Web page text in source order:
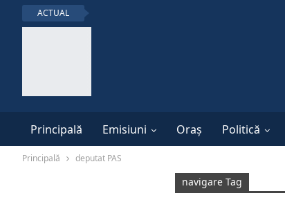
ACTUAL
Principală Emisiuni Oraș Politică
Principală deputat PAS
navigare Tag